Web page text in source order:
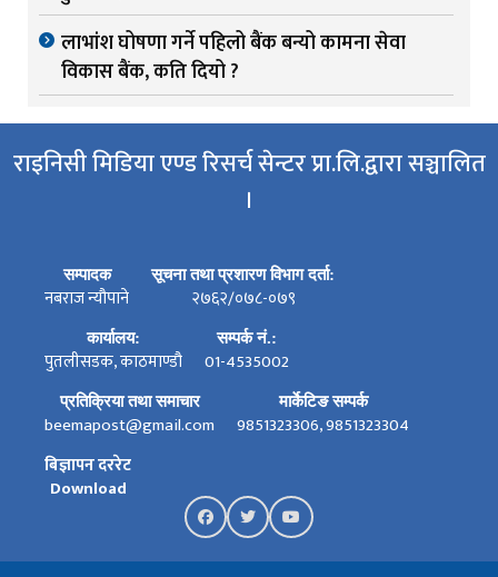
लाभांश घोषणा गर्ने पहिलो बैंक बन्यो कामना सेवा
विकास बैंक, कति दियो ?
राइनिसी मिडिया एण्ड रिसर्च सेन्टर प्रा.लि.द्वारा सञ्चालित
।
सम्पादक
नबराज न्यौपाने
सूचना तथा प्रशारण विभाग दर्ता:
२७६२/०७८-०७९
कार्यालय:
पुतलीसडक, काठमाण्डौ
सम्पर्क नं.:
01-4535002
प्रतिक्रिया तथा समाचार
beemapost@gmail.com
मार्केटिङ सम्पर्क
9851323306, 9851323304
बिज्ञापन दररेट
Download